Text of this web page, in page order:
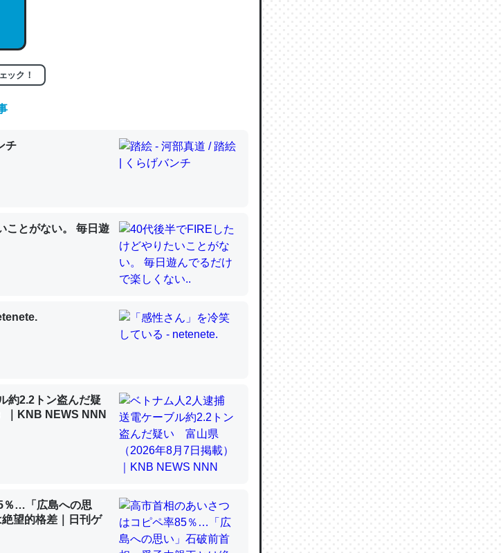
小説100ページ分くらい。小説でいう「ずっと前
憶というには多い分量。進化すればするほど分かり
「昆虫はなぜ海にいないのか」に関する新仮説
不足してて両方に不利だから両方が拮抗してるので
（カブトガニ・ウミグモ）はカルシウムを使わずキ
「昆虫はなぜ海にいないのか」に関する新仮説
り努力してるし。
「昆虫はなぜ海にいないのか」に関する新仮説
ック！
チ
ことがない。 毎日遊
約2.2トン盗んだ疑
KNB NEWS NNN
％…「広島への思
望的格差｜日刊ゲ